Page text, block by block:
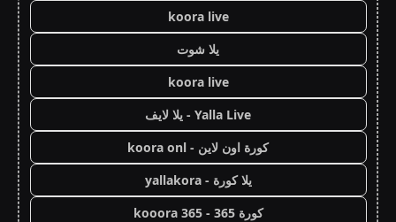
koora live
يلا شوت
koora live
Yalla Live - يلا لايف
كورة اون لاين - koora onl
يلا كورة - yallakora
كورة 365 - kooora 365